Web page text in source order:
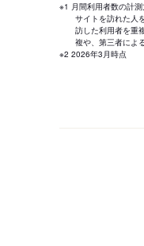
※1 月間利用者数の計測
サイトを訪れた人
訪した利用者を重
複や、第三者によ
※2 2026年3月時点